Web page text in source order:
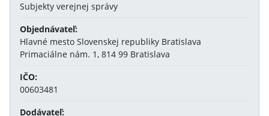
Subjekty verejnej správy
Objednávateľ:
Hlavné mesto Slovenskej republiky Bratislava
Primaciálne nám. 1, 814 99 Bratislava
IČO:
00603481
Dodávateľ: